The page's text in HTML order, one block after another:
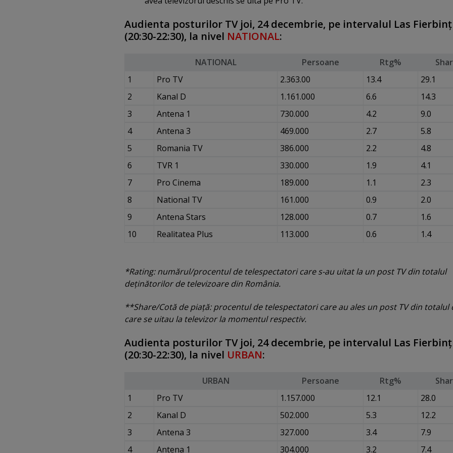
Audienta posturilor TV joi, 24 decembrie, pe intervalul Las
(20:30-22:30), la nivel NATIONAL:
NATIONAL Persoane Rtg%
1
Pro TV 2.363.00 13.4
29.1
2
Kanal D 1.161.000 6.6
14.3
3
Antena 1 730.000 4.2
9.0
4
Antena 3 469.000 2.7
5.8
5
Romania TV 386.000 2.2
4.8
6
TVR 1 330.000 1.9
4.1
7
Pro Cinema 189.000 1.1
2.3
8
National TV 161.000 0.9
2.0
9
Antena Stars 128.000 0.7
1.6
10
Realitatea Plus 113.000 0.6 1.4
*Rating: numărul/procentul de telespectatori care s-au uitat la un post TV din totalul
deţinătorilor de televizoare din România.
**Share/Cotă de piaţă: procentul de telespectatori care au ales un post TV din totalul
care se uitau la televizor la momentul respectiv.
Audienta posturilor TV joi, 24 decembrie, pe intervalul Las
(20:30-22:30), la nivel URBAN:
URBAN Persoane Rtg%
1
Pro TV 1.157.000 12.1
28.0
2
Kanal D 502.000 5.3
12.2
3
Antena 3 327.000 3.4
7.9
4
Antena 1 304.000 3.2 7.4